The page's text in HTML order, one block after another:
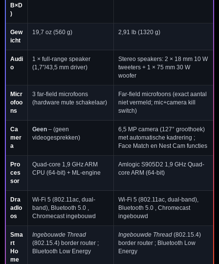
B×D
)
Gew
icht
19,7 oz (560 g) 2,91 lb (1320 g)
Audi
o
1 × full-range speaker
(1,7″/43,5 mm driver)
Stereo speakers: 2 × 18 mm 10 W
tweeters + 1 × 75 mm 30 W
woofer
Micr
ofoo
ns
3 far-field microfoons
(hardware mute schakelaar)
Far-field microfoons (exact aantal
niet vermeld; mic+camera kill
switch)
Ca
mer
a
Geen – (geen
videogesprekken)
6,5 MP camera (127° groothoek)
met automatische kadrering ;
Face Match en Nest Cam functies
Pro
ces
sor
Quad-core 1,9 GHz ARM
CPU (64-bit) + ML-engine
Amlogic S905D2 1,9 GHz Quad-
core ARM (64-bit)
Dra
adlo
os
Wi-Fi 5 (802.11ac, dual-
band), Bluetooth 5.0 ,
Chromecast ingebouwd
Wi-Fi 5 (802.11ac, dual-band),
Bluetooth 5.0 , Chromecast
ingebouwd
Sma
rt
Ho
me
Ingebouwde Thread
(802.15.4) border router ;
Bluetooth Low Energy
Ingebouwde Thread (802.15.4)
border router ; Bluetooth Low
Energy